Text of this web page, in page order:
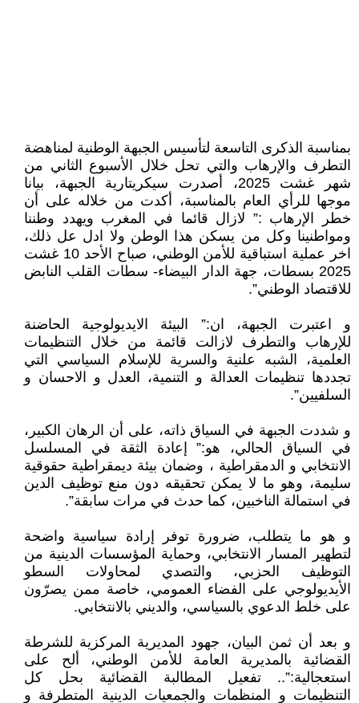
بمناسبة الذكرى التاسعة لتأسيس الجبهة الوطنية لمناهضة
التطرف والإرهاب والتي تحل خلال الأسبوع الثاني من
شهر غشت 2025، أصدرت سيكريتارية الجبهة، بيانا
موجها للرأي العام بالمناسبة، أكدت من خلاله على أن
خطر الإرهاب :” لازال قائما في المغرب ويهدد وطننا
ومواطنينا وكل من يسكن هذا الوطن ولا ادل عل ذلك،
اخر عملية استباقية للأمن الوطني، صباح الأحد 10 غشت
2025 بسطات، جهة الدار البيضاء- سطات القلب النابض
للاقتصاد الوطني”.
و اعتبرت الجبهة، ان:” البيئة الايديولوجية الحاضنة
للإرهاب والتطرف لازالت قائمة من خلال التنظيمات
العلمية، الشبه علنية والسرية للإسلام السياسي التي
تجددها تنظيمات العدالة و التنمية، العدل و الاحسان و
السلفيين”.
و شددت الجبهة في السياق ذاته، على أن الرهان الكبير،
في السياق الحالي، هو:” إعادة الثقة في المسلسل
الانتخابي و الدمقراطية ، وضمان بيئة ديمقراطية حقوقية
سليمة، وهو ما لا يمكن تحقيقه دون منع توظيف الدين
في استمالة الناخبين، كما حدث في مرات سابقة”.
و هو ما يتطلب، ضرورة توفر إرادة سياسية واضحة
لتطهير المسار الانتخابي، وحماية المؤسسات الدينية من
التوظيف الحزبي، والتصدي لمحاولات السطو
الأيديولوجي على الفضاء العمومي، خاصة ممن يصرّون
على خلط الدعوي بالسياسي، والديني بالانتخابي.
و بعد أن ثمن البيان، جهود المديرية المركزية للشرطة
القضائية بالمديرية العامة للأمن الوطني، ألح على
استعجالية:”.. تفعيل المطالبة القضائية بحل كل
التنظيمات و المنظمات والجمعيات الدينية المتطرفة و